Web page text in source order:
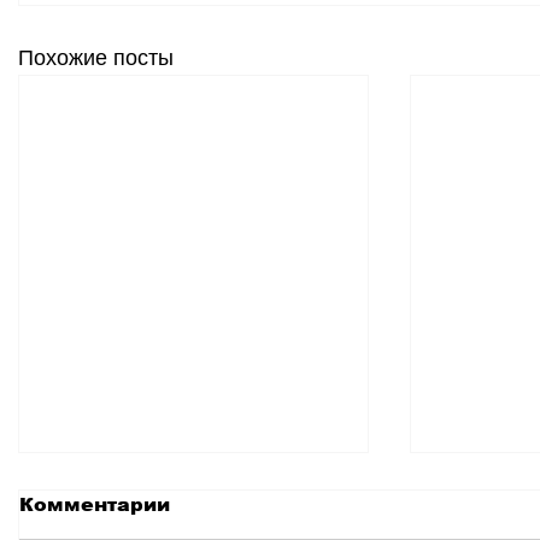
Похожие посты
Комментарии